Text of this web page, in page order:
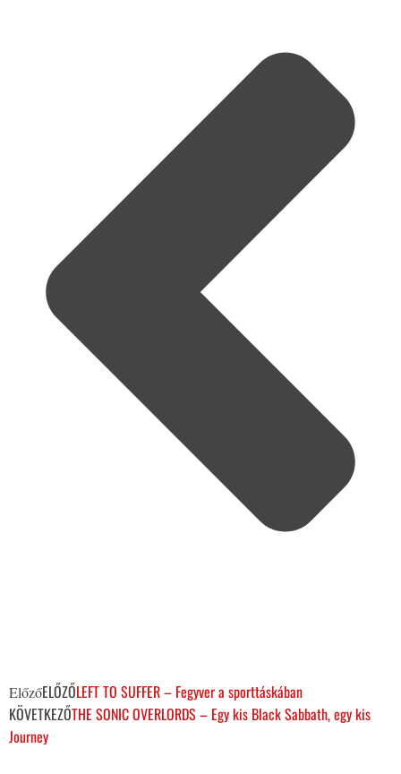
ElőzőELŐZŐLEFT TO SUFFER – Fegyver a sporttáskában
KÖVETKEZŐTHE SONIC OVERLORDS – Egy kis Black Sabbath, egy kis
Journey